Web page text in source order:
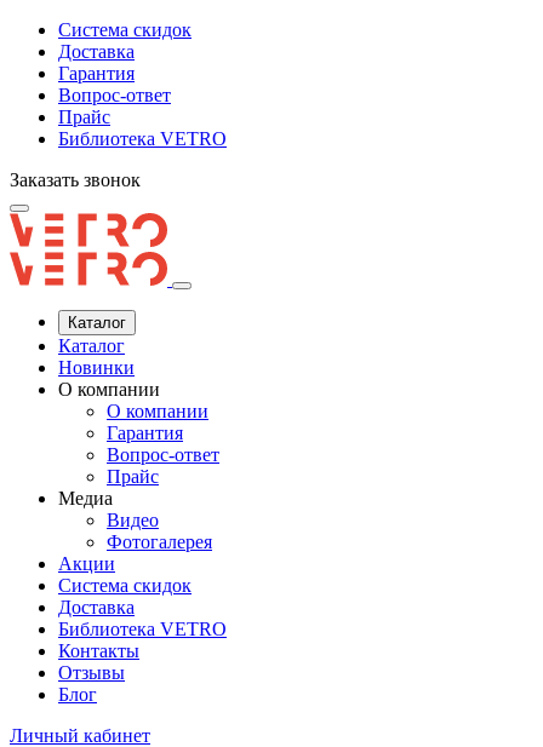
Система скидок
Доставка
Гарантия
Вопрос-ответ
Прайс
Библиотека VETRO
Заказать звонок
Каталог
Каталог
Новинки
О компании
О компании
Гарантия
Вопрос-ответ
Прайс
Медиа
Видео
Фотогалерея
Акции
Система скидок
Доставка
Библиотека VETRO
Контакты
Отзывы
Блог
Личный кабинет